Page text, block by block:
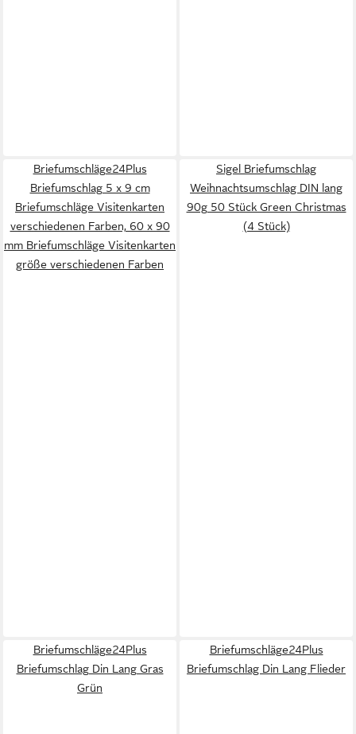
Briefumschläge24Plus
Briefumschlag 5 x 9 cm
Briefumschläge Visitenkarten
verschiedenen Farben, 60 x 90
mm Briefumschläge Visitenkarten
größe verschiedenen Farben
Sigel Briefumschlag
Weihnachtsumschlag DIN lang
90g 50 Stück Green Christmas
(4 Stück)
Briefumschläge24Plus
Briefumschlag Din Lang Gras
Grün
Briefumschläge24Plus
Briefumschlag Din Lang Flieder